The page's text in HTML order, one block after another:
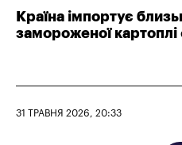
Країна імпортує
замороженої картоплі
31 ТРАВНЯ 2026, 20:33